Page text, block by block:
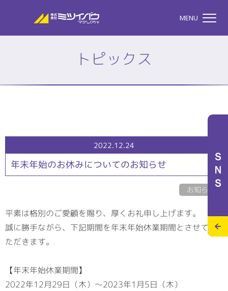
株式会社ミツイバウマテリア
MENU
特設サイト
お問合せ 個人情報の保護
ＳＮＳ
トピックス
2022.12.24
年末年始のお休みについてのお知らせ
お知らせ
平素は格別のご愛顧を賜り、厚くお礼申し上げます。
誠に勝手ながら、下記期間を年末年始休業期間とさせてい
ただきます。
【年末年始休業期間】
2022年12月29日（木）～2023年1月5日（木）